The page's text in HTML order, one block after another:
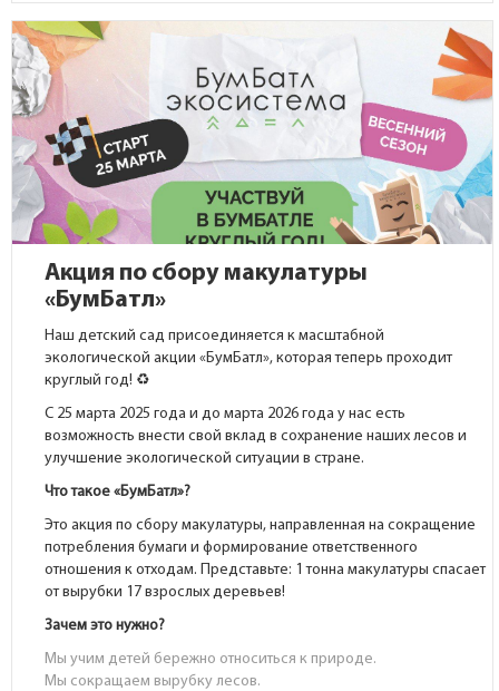
Акция по сбору макулатуры
«БумБатл»
Наш детский сад присоединяется к масштабной
экологической акции «БумБатл», которая теперь проходит
круглый год! ♻️
С 25 марта 2025 года и до марта 2026 года у нас есть
возможность внести свой вклад в сохранение наших лесов и
улучшение экологической ситуации в стране.
Что такое «БумБатл»?
Это акция по сбору макулатуры, направленная на сокращение
потребления бумаги и формирование ответственного
отношения к отходам. Представьте: 1 тонна макулатуры спасает
от вырубки 17 взрослых деревьев!
Зачем это нужно?
Мы учим детей бережно относиться к природе.
Мы сокращаем вырубку лесов.